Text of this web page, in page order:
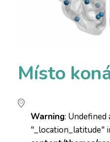
Místo
Warning: Undefined
"_location_latitude"